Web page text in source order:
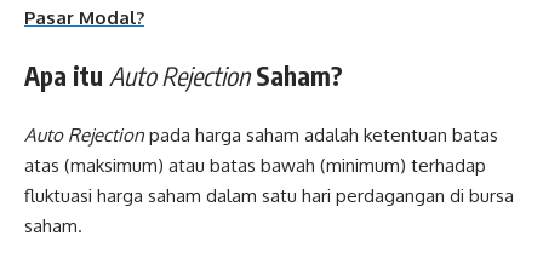
Pasar Modal?
Apa itu Auto RejectionSaham?
Auto Rejection pada harga saham adalah ketentuan batas
atas (maksimum) atau batas bawah (minimum) terhadap
fluktuasi harga saham dalam satu hari perdagangan di bursa
saham.